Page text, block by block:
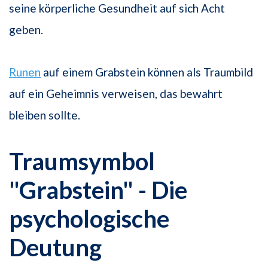
seine körperliche Gesundheit auf sich Acht
geben.
Runen auf einem Grabstein können als Traumbild
auf ein Geheimnis verweisen, das bewahrt
bleiben sollte.
Traumsymbol
"Grabstein" - Die
psychologische
Deutung